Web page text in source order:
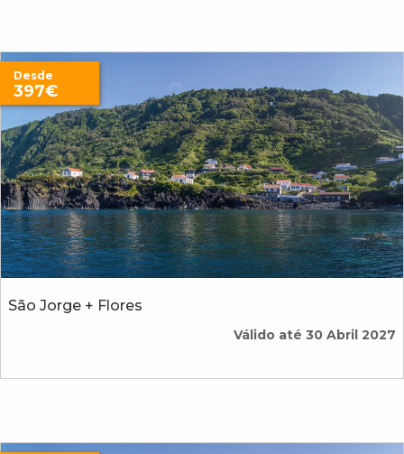
São Jorge + Flores
Desde
397€
Válido até 30 Abril 2027